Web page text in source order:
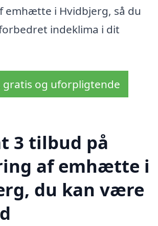
emhætte i Hvidbjerg, så du
indeklima i dit
gratis og uforpligtende
3 tilbud på
af emhætte i
du kan være